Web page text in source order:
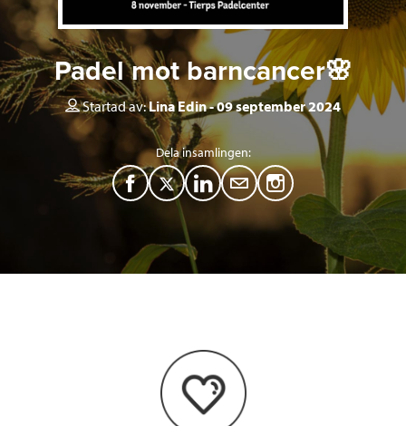
Padel mot barncancer🌸
Startad av:Lina Edin 09 september 2024
Dela insamlingen:
F
c
T
w
i
e
L
I
M
a